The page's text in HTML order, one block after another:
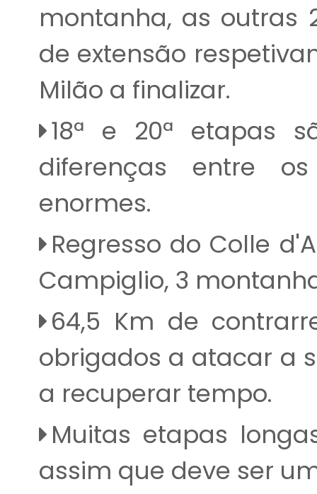
montanha, as outras
de extensão
Milão a finalizar.
18ª e 20ª etapas
diferenças entre
enormes.
Regresso do Colle
Campiglio, 3
64,5 Km de
obrigados a atacar a
a recuperar tempo.
Muitas etapas
assim que deve ser